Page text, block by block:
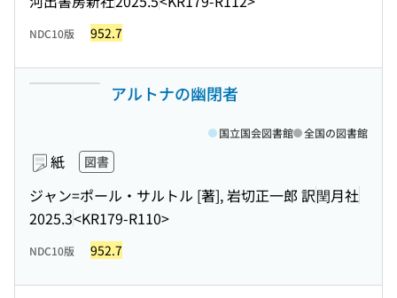
NDC10版 952.7
アルトナの幽閉者
紙 図書
ジャン=ポール・サルトル [著], 岩切正一郎 訳閏月社
2025.3<KR179-R110>
国立国会図書館 全国の図書館
NDC10版 952.7